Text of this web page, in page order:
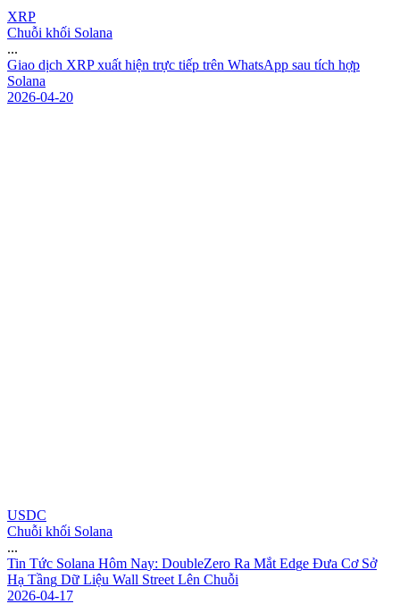
XRP
Chuỗi khối Solana
...
Giao dịch XRP xuất hiện trực tiếp trên WhatsApp sau tích hợp
Solana
2026-04-20
USDC
Chuỗi khối Solana
...
Tin Tức Solana Hôm Nay: DoubleZero Ra Mắt Edge Đưa Cơ Sở
Hạ Tầng Dữ Liệu Wall Street Lên Chuỗi
2026-04-17